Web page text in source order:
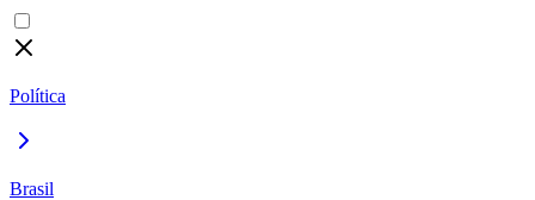
Política
Brasil